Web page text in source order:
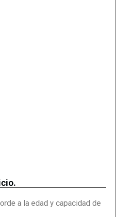
a la edad y capacidad de